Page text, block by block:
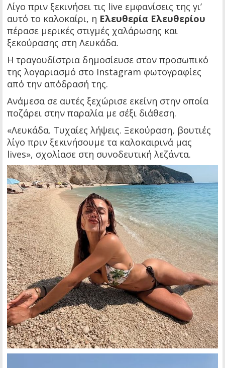
Λίγο πριν ξεκινήσει τις live εμφανίσεις της γι’
αυτό το καλοκαίρι, η Ελευθερία Ελευθερίου
πέρασε μερικές στιγμές χαλάρωσης και
ξεκούρασης στη Λευκάδα.
Η τραγουδίστρια δημοσίευσε στον προσωπικό
της λογαριασμό στο Instagram φωτογραφίες
από την απόδρασή της.
Ανάμεσα σε αυτές ξεχώρισε εκείνη στην οποία
ποζάρει στην παραλία με σέξι διάθεση.
«Λευκάδα. Τυχαίες λήψεις. Ξεκούραση, βουτιές
λίγο πριν ξεκινήσουμε τα καλοκαιρινά μας
lives», σχολίασε στη συνοδευτική λεζάντα.